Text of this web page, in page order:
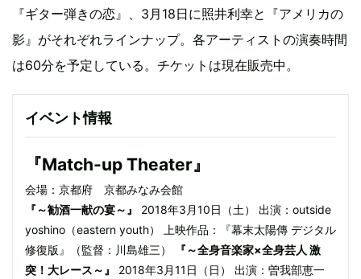
『ギター弾きの恋』、3月18日に照井利幸と『アメリカの
影』がそれぞれラインナップ。各アーティストの演奏時間
は60分を予定している。チケットは現在販売中。
イベント情報
『Match-up Theater』
会場：京都府 京都みなみ会館
『～勧酒一献の宴～』
2018年3月10日（土） 出演：outside
yoshino（eastern youth） 上映作品：『幕末太陽傳 デジタル
修復版』（監督：川島雄三）
『～全身音楽家×全身芸人 激
突！大レース～』
2018年3月11日（日） 出演：曽我部恵一